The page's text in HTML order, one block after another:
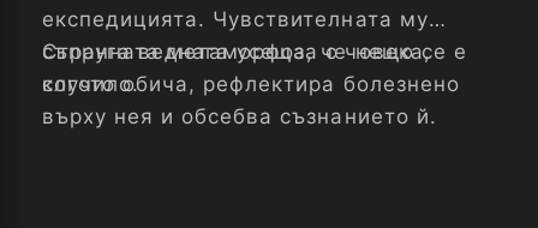
експедицията. Чувствителната му
съпруга веднага усеща, че нещо се е
случило.
Странната метаморфоза с човека,
когото обича, рефлектира болезнено
върху нея и обсебва съзнанието й.